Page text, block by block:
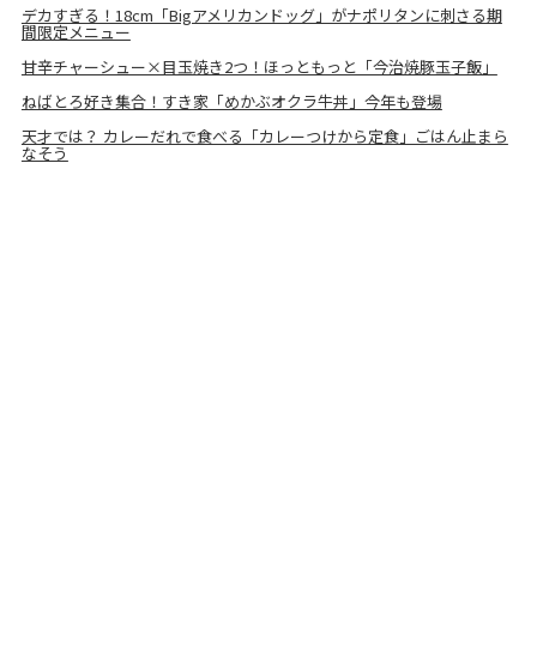
デカすぎる！18cm「Bigアメリカンドッグ」がナポリタンに刺さる期
間限定メニュー
甘辛チャーシュー×目玉焼き2つ！ほっともっと「今治焼豚玉子飯」
ねばとろ好き集合！すき家「めかぶオクラ牛丼」今年も登場
天才では？ カレーだれで食べる「カレーつけから定食」ごはん止まら
なそう